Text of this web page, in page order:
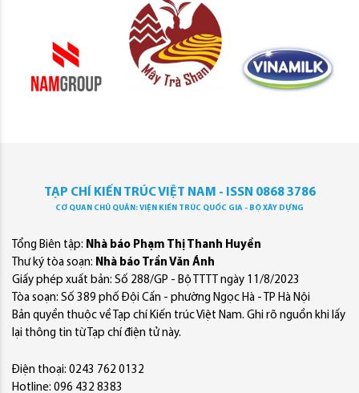
TẠP CHÍ KIẾN TRÚC VIỆT NAM - ISSN 0868 3786
CƠ QUAN CHỦ QUẢN: VIỆN KIẾN TRÚC QUỐC GIA - BỘ XÂY DỰNG
Tổng Biên tập: Nhà báo Phạm Thị Thanh Huyền
Thư ký tòa soạn: Nhà báo Trần Văn Ánh
Giấy phép xuất bản: Số 288/GP - Bộ TTTT ngày 11/8/2023
Tòa soạn: Số 389 phố Đội Cấn - phường Ngọc Hà - TP Hà Nội
Bản quyền thuộc về Tạp chí Kiến trúc Việt Nam. Ghi rõ nguồn khi lấy
lại thông tin từ Tạp chí điện tử này.
Điện thoại: 0243 762 0132
Hotline: 096 432 8383